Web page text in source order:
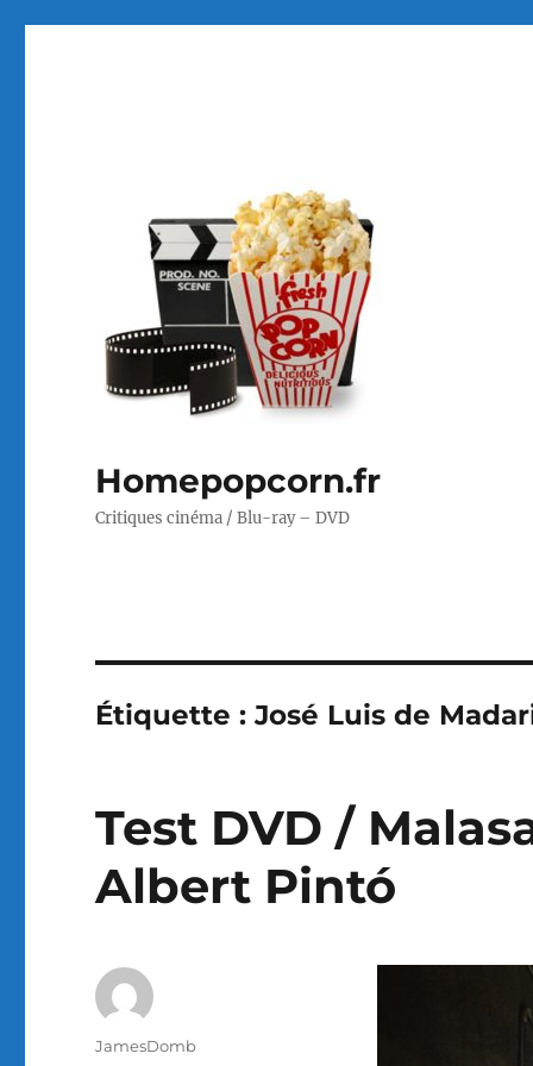
Homepopcorn.fr
Critiques cinéma / Blu-ray – DVD
Étiquette :José Luis de
Test DVD /
Albert Pintó
Auteur
JamesDomb